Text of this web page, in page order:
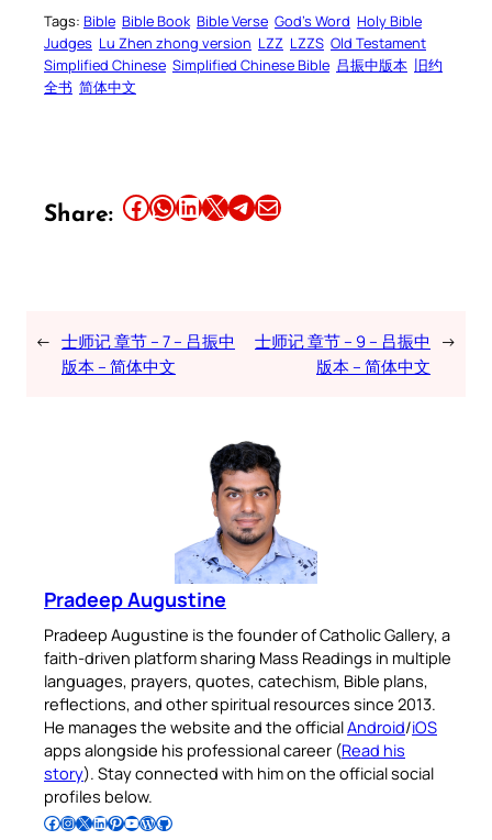
Tags: Bible Bible Book Bible Verse God’s Word Holy Bible
Judges Lu Zhen zhong version LZZ LZZS Old Testament
Simplified Chinese Simplified Chinese Bible 吕振中版本 旧约
全书 简体中文
Share: Share this article on Facebook Share this article on WhatsApp Share this article on LinkedIn Share this article on X Share this article on TelegramEmail this Article
← 士师记 章节 – 7 – 吕振中
版本 – 简体中文
士师记 章节 – 9 – 吕振中
版本 – 简体中文
→
Pradeep Augustine
Pradeep Augustine is the founder of Catholic Gallery, a
faith-driven platform sharing Mass Readings in multiple
languages, prayers, quotes, catechism, Bible plans,
reflections, and other spiritual resources since 2013.
He manages the website and the officialAndroid/iOS
apps alongside his professional career (Read his
story). Stay connected with him on the official social
profiles below.
Follow Pradeep on Facebook Follow Pradeep on InstagramFollow Pradeep on X Follow Pradeep on LinkedIn Follow Pradeep on Pinterest Subscribe to Pradeep’s Youtube Channel Follow Pradeep on WordPress Follow Pradeep on GitHub